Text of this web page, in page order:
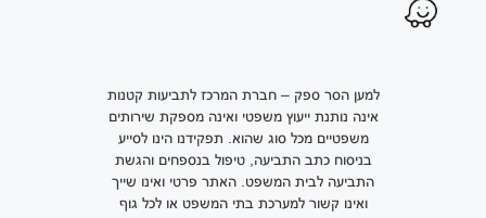
למען הסר ספק – חברת המרכז לתביעות קטנות
אינה נותנת ייעוץ משפטי ואינה מספקת שירותים
משפטיים מכל סוג שהוא. תפקידנו הינו לסייע
בניסוח כתב התביעה, טיפול בנספחים והגשת
התביעה לבית המשפט. האתר פרטי ואינו שייך
ואינו קשור למערכת בתי המשפט או לכל גוף